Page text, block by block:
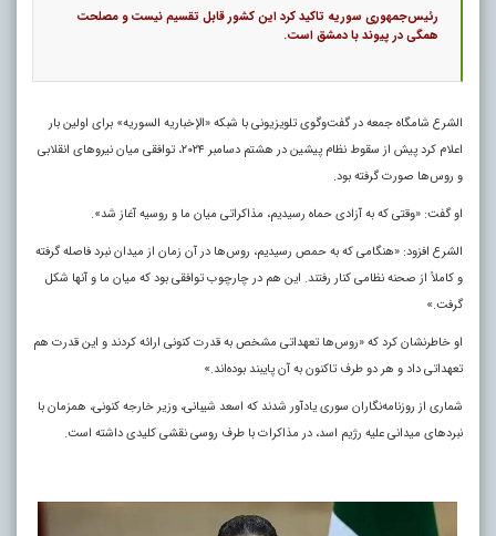
رئیس‌جمهوری سوریه تاکید کرد این کشور قابل تقسیم نیست و مصلحت
همگی در پیوند با دمشق است.
الشرع شامگاه جمعه در گفت‌وگوی تلویزیونی با شبکه «الإخباریه السوریه» برای اولین بار
اعلام کرد پیش از سقوط نظام پیشین در هشتم دسامبر ۲۰۲۴، توافقی میان نیروهای انقلابی
و روس‌ها صورت گرفته بود.
او گفت: «وقتی که به آزادی حماه رسیدیم، مذاکراتی میان ما و روسیه آغاز شد».
الشرع افزود: «هنگامی که به حمص رسیدیم، روس‌ها در آن زمان از میدان نبرد فاصله گرفته
و کاملاً از صحنه نظامی کنار رفتند. این هم در چارچوب توافقی بود که میان ما و آنها شکل
گرفت.»
او خاطرنشان کرد که «روس‌ها تعهداتی مشخص به قدرت کنونی ارائه کردند و این قدرت هم
تعهداتی داد و هر دو طرف تاکنون به آن پایبند بوده‌اند.»
شماری از روزنامه‌نگاران سوری یادآور شدند که اسعد شیبانی، وزیر خارجه کنونی، همزمان با
نبردهای میدانی علیه رژیم اسد، در مذاکرات با طرف روسی نقشی کلیدی داشته است.